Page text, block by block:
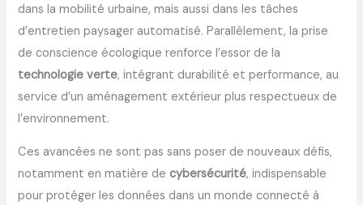
dans la mobilité urbaine, mais aussi dans les tâches
d’entretien paysager automatisé. Parallèlement, la prise
de conscience écologique renforce l’essor de la
technologie verte, intégrant durabilité et performance, au
service d’un aménagement extérieur plus respectueux de
l’environnement.
Ces avancées ne sont pas sans poser de nouveaux défis,
notamment en matière decybersécurité, indispensable
pour protéger les données dans un monde connecté à